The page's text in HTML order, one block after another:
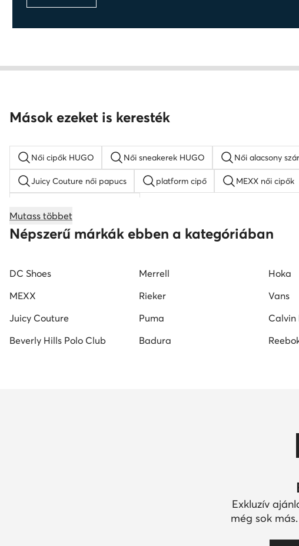
Mások ezeket is keresték
Női cipők HUGO Női sneakerek HUGO Női alacsony
Juicy Couture női papucs platform cipő MEXX női cipők
női éksarkú szandálok női magasszárú tornacipők
Mutass többet
Népszerű márkák ebben a kategóriában
DC Shoes Merrell Hoka
MEXX
Rieker Vans
Juicy Couture
Puma Calvin
Beverly Hills Polo Club
Badura
Exkluzív
még sok